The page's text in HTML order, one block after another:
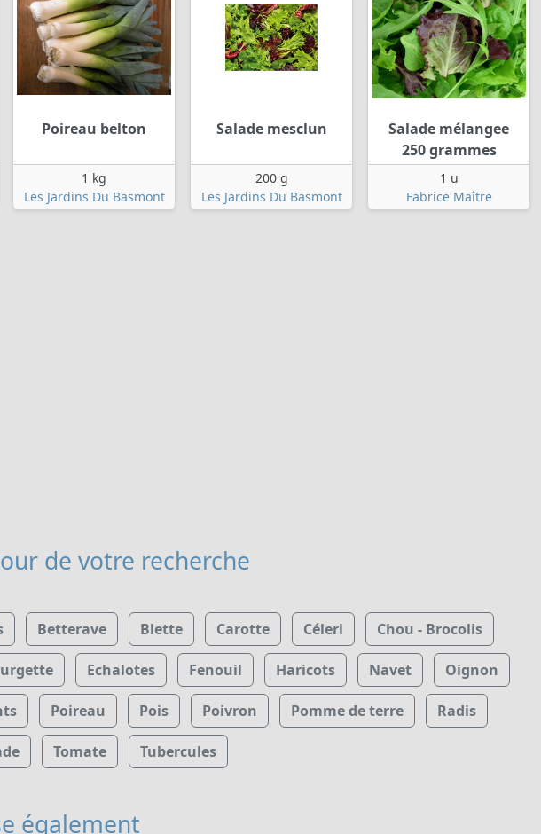
Poireau belton
1 kg
Les Jardins Du Basmont
Salade mesclun
200 g
Les Jardins Du Basmont
Salade mélangee
250 grammes
1 u
Fabrice Maître
de votre recherche
Betterave Blette Carotte Céleri Chou - Brocolis
Echalotes Fenouil Haricots Navet Oignon
Poireau Pois Poivron Pomme de terre Radis
Tomate Tubercules
également